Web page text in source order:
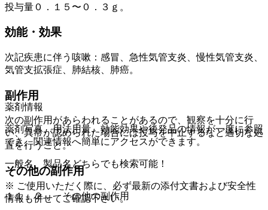
投与量０．１５〜０．３ｇ。
効能・効果
次記疾患に伴う咳嗽：感冒、急性気管支炎、慢性気管支炎、
気管支拡張症、肺結核、肺癌。
副作用
次の副作用があらわれることがあるので、観察を十分に行
い、異常が認められた場合には投与を中止するなど適切な処
置を行うこと。
その他の副作用
１１．２． その他の副作用
薬剤情報
薬剤写真、用法用量、効能効果や後発品の情報が一度に参照
でき、関連情報へ簡単にアクセスができます。
一般名、製品名どちらでも検索可能！
※ ご使用いただく際に、必ず最新の添付文書および安全性
情報も併せてご確認下さい。